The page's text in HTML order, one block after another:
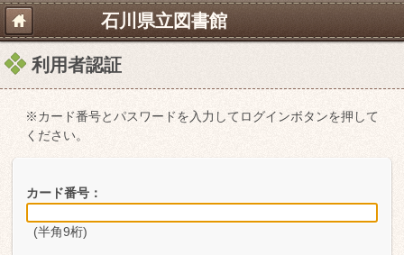
石川県立図書館
利用者認証
※カード番号とパスワードを入力してログインボタンを押して
ください。
カード番号：
(半角9桁)